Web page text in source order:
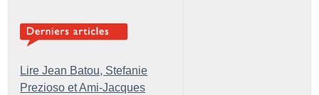
Lire Jean Batou, Stefanie
Prezioso et Ami-Jacques